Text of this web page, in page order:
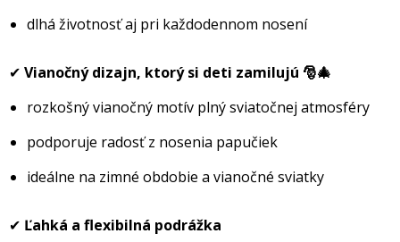
dlhá životnosť aj pri každodennom nosení
✔ Vianočný dizajn, ktorý si deti zamilujú 🎅🎄
rozkošný vianočný motív plný sviatočnej atmosféry
podporuje radosť z nosenia papučiek
ideálne na zimné obdobie a vianočné sviatky
✔ Ľahká a flexibilná podrážka